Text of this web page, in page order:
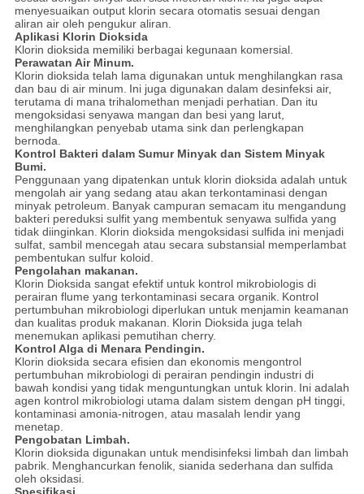
menyesuaikan output klorin secara otomatis sesuai dengan
aliran air oleh pengukur aliran.
Aplikasi Klorin Dioksida
Klorin dioksida memiliki berbagai kegunaan komersial.
Perawatan Air Minum.
Klorin dioksida telah lama digunakan untuk menghilangkan rasa
dan bau di air minum. Ini juga digunakan dalam desinfeksi air,
terutama di mana trihalomethan menjadi perhatian. Dan itu
mengoksidasi senyawa mangan dan besi yang larut,
menghilangkan penyebab utama sink dan perlengkapan
bernoda.
Kontrol Bakteri dalam Sumur Minyak dan Sistem Minyak
Bumi.
Penggunaan yang dipatenkan untuk klorin dioksida adalah untuk
mengolah air yang sedang atau akan terkontaminasi dengan
minyak petroleum. Banyak campuran semacam itu mengandung
bakteri pereduksi sulfit yang membentuk senyawa sulfida yang
tidak diinginkan. Klorin dioksida mengoksidasi sulfida ini menjadi
sulfat, sambil mencegah atau secara substansial memperlambat
pembentukan sulfur koloid.
Pengolahan makanan.
Klorin Dioksida sangat efektif untuk kontrol mikrobiologis di
perairan flume yang terkontaminasi secara organik. Kontrol
pertumbuhan mikrobiologi diperlukan untuk menjamin keamanan
dan kualitas produk makanan. Klorin Dioksida juga telah
menemukan aplikasi pemutihan cherry.
Kontrol Alga di Menara Pendingin.
Klorin dioksida secara efisien dan ekonomis mengontrol
pertumbuhan mikrobiologi di perairan pendingin industri di
bawah kondisi yang tidak menguntungkan untuk klorin. Ini adalah
agen kontrol mikrobiologi utama dalam sistem dengan pH tinggi,
kontaminasi amonia-nitrogen, atau masalah lendir yang
menetap.
Pengobatan Limbah.
Klorin dioksida digunakan untuk mendisinfeksi limbah dan limbah
pabrik. Menghancurkan fenolik, sianida sederhana dan sulfida
oleh oksidasi.